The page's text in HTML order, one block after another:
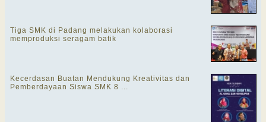
Tiga SMK di Padang melakukan kolaborasi
memproduksi seragam batik
Kecerdasan Buatan Mendukung Kreativitas dan
Pemberdayaan Siswa SMK 8 ...